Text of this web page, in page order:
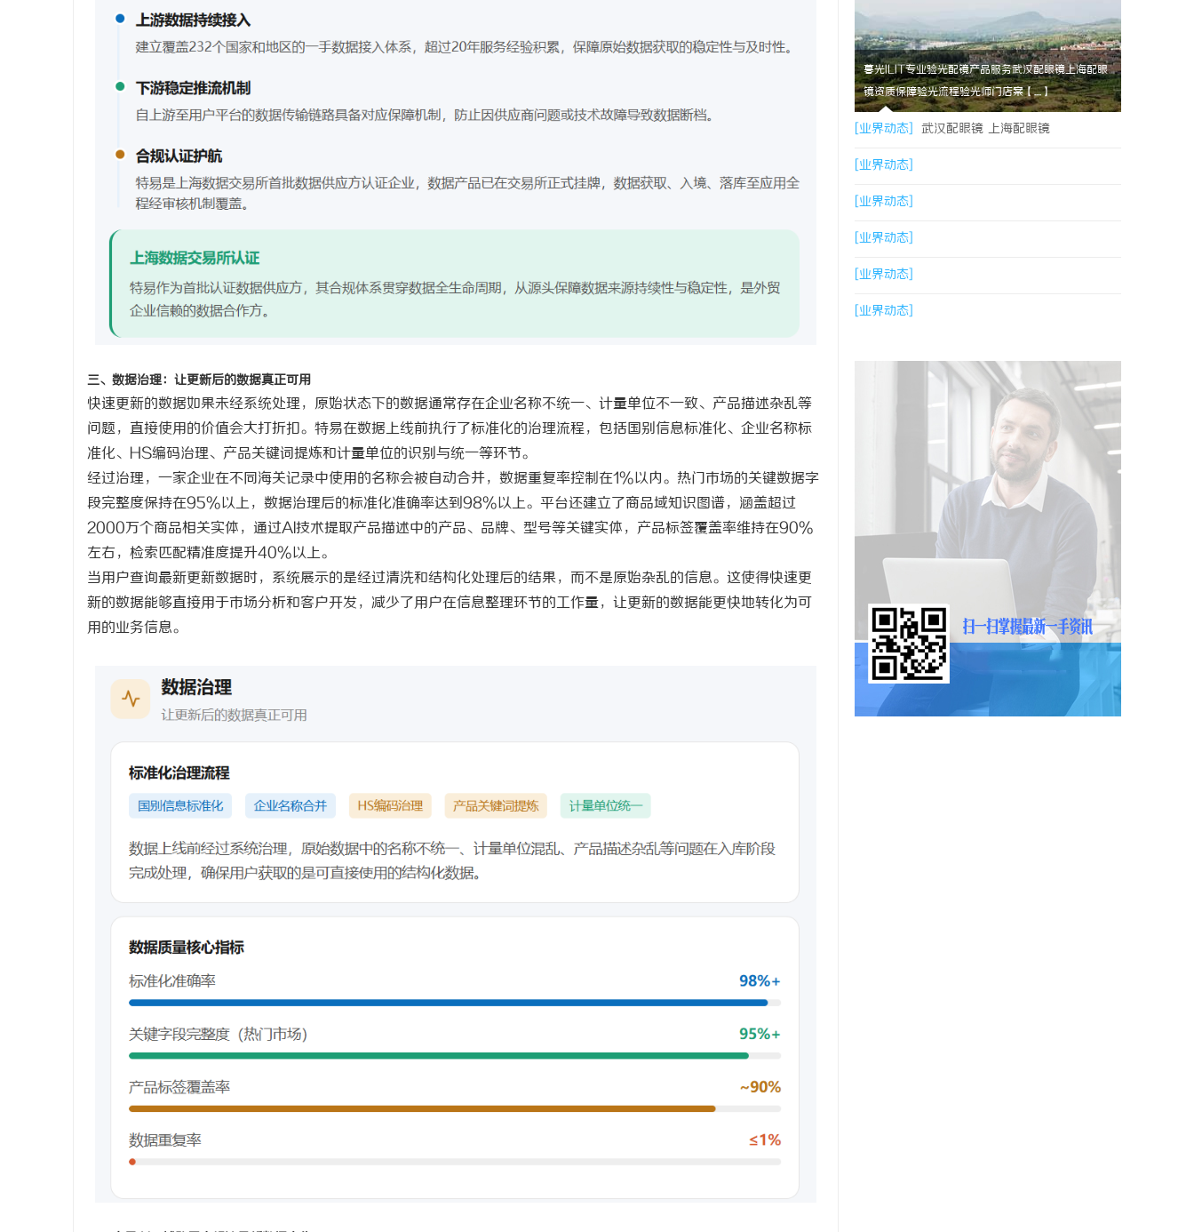
三、数据治理：让更新后的数据真正可用
快速更新的数据如果未经系统处理，原始状态下的数据通常存在企业名称不统一、计量单位不一致、产品描述杂乱等
问题，直接使用的价值会大打折扣。特易在数据上线前执行了标准化的治理流程，包括国别信息标准化、企业名称标
准化、
HS编码治理、产品关键词提炼和计量单位的识别与统一等环节。
经过治理，一家企业在不同海关记录中使用的名称会被自动合并，数据重复率控制在1%以内。热门市场的关键数据字
段完整度保持在95%以上，数据治理后的标准化准确率达到98%以上。平台还建立了商品域知识图谱，涵盖超过
2000万个商品相关实体，通过AI技术提取产品描述中的产品、品牌、型号等关键实体，产品标签覆盖率维持在90%
左右，检索匹配精准度提升40%以上。
当用户查询最新更新数据时，系统展示的是经过清洗和结构化处理后的结果，而不是原始杂乱的信息。这使得快速更
新的数据能够直接用于市场分析和客户开发，减少了用户在信息整理环节的工作量，让更新的数据能更快地转化为可
用的业务信息。
暮光ILIT专业验光配镜产品服务武汉配眼镜上海配眼
镜资质保障验光流程验光师门店案【....】
[业界动态] 武汉配眼镜 上海配眼镜
[业界动态]
[业界动态]
[业界动态]
[业界动态]
[业界动态]